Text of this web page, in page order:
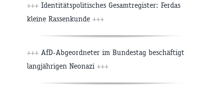
+++ Identitätspolitisches Gesamtregister: Ferdas
kleine Rassenkunde +++
+++ AfD-Abgeordneter im Bundestag beschäftigt
langjährigen Neonazi +++